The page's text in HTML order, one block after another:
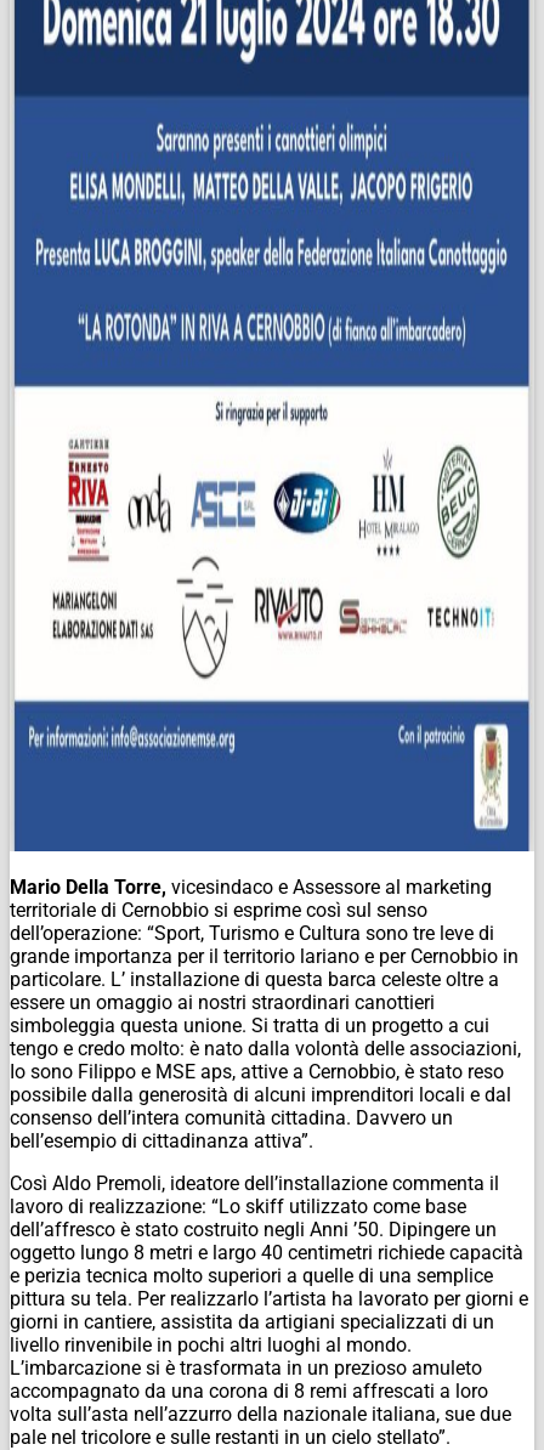
Mario Della Torre, vicesindaco e Assessore al marketing
territoriale di Cernobbio si esprime così sul senso
dell’operazione: “Sport, Turismo e Cultura sono tre leve di
grande importanza per il territorio lariano e per Cernobbio in
particolare. L’ installazione di questa barca celeste oltre a
essere un omaggio ai nostri straordinari canottieri
simboleggia questa unione. Si tratta di un progetto a cui
tengo e credo molto: è nato dalla volontà delle associazioni,
Io sono Filippo e MSE aps, attive a Cernobbio, è stato reso
possibile dalla generosità di alcuni imprenditori locali e dal
consenso dell’intera comunità cittadina. Davvero un
bell’esempio di cittadinanza attiva”.
Così Aldo Premoli, ideatore dell’installazione commenta il
lavoro di realizzazione: “Lo skiff utilizzato come base
dell’affresco è stato costruito negli Anni ’50. Dipingere un
oggetto lungo 8 metri e largo 40 centimetri richiede capacità
e perizia tecnica molto superiori a quelle di una semplice
pittura su tela. Per realizzarlo l’artista ha lavorato per giorni e
giorni in cantiere, assistita da artigiani specializzati di un
livello rinvenibile in pochi altri luoghi al mondo.
L’imbarcazione si è trasformata in un prezioso amuleto
accompagnato da una corona di 8 remi affrescati a loro
volta sull’asta nell’azzurro della nazionale italiana, sue due
pale nel tricolore e sulle restanti in un cielo stellato”.